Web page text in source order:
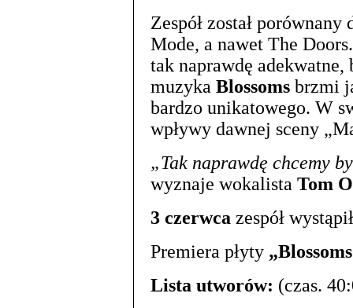
Zespół został
Mode, a nawet The
tak naprawdę adekwatne,
muzyka Blossoms brzmi
bardzo unikatowego. W
wpływy dawnej sceny
„Tak naprawdę chcemy
wyznaje wokalista Tom
3 czerwca zespół
Premiera płyty
Lista utworów: (czas.